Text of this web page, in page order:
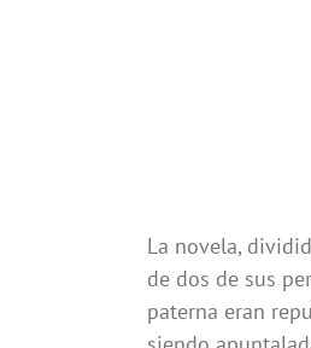
La novela,
de dos de sus
paterna eran